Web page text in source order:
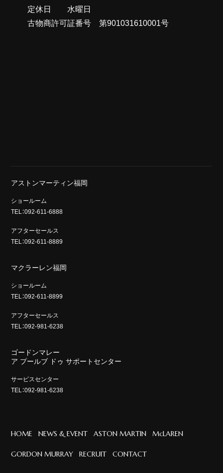
定休日 水曜日
古物商許可証番号 第901031610001号
アストンマーティン福岡
ショールーム
TEL：092-611-6888
アフターセールス
TEL：092-611-8889
マクラーレン福岡
ショールーム
TEL：092-611-8899
アフターセールス
TEL：092-981-6238
ゴードンマレー
ア プールブ ドゥ サポートセンター
サービスセンター
TEL：092-981-6238
HOME NEWS & EVENT ASTON MARTIN McLAREN
GORDON MURRAY RECRUIT CONTACT